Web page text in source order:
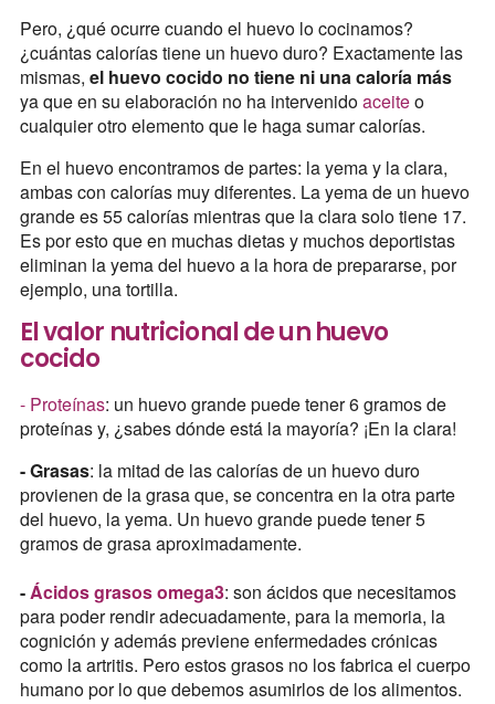
Pero, ¿qué ocurre cuando el huevo lo cocinamos?
¿cuántas calorías tiene un huevo duro? Exactamente las
mismas, el huevo cocido no tiene ni una caloría más
ya que en su elaboración no ha intervenidoaceiteo
cualquier otro elemento que le haga sumar calorías.
En el huevo encontramos de partes: la yema y la clara,
ambas con calorías muy diferentes. La yema de un huevo
grande es 55 calorías mientras que la clara solo tiene 17.
Es por esto que en muchas dietas y muchos deportistas
eliminan la yema del huevo a la hora de prepararse, por
ejemplo, una tortilla.
El valor nutricional de un huevo
cocido
- Proteínas: un huevo grande puede tener 6 gramos de
proteínas y, ¿sabes dónde está la mayoría? ¡En la clara!
- Grasas: la mitad de las calorías de un huevo duro
provienen de la grasa que, se concentra en la otra parte
del huevo, la yema. Un huevo grande puede tener 5
gramos de grasa aproximadamente.
-Ácidos grasos omega3: son ácidos que necesitamos
para poder rendir adecuadamente, para la memoria, la
cognición y además previene enfermedades crónicas
como la artritis. Pero estos grasos no los fabrica el cuerpo
humano por lo que debemos asumirlos de los alimentos.